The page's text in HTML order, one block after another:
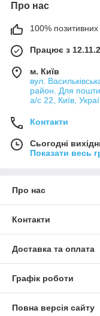
Про нас
100% позитивних
Працює з
м. Київ
вул.
район. Для
а/с 22, Київ,
Контакти
Сьогодні
Показати весь
Про нас
Контакти
Доставка та оплата
Графік роботи
Повна версія сайту